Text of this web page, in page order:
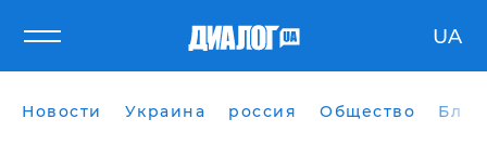
UA
Новости Украина россия Общество